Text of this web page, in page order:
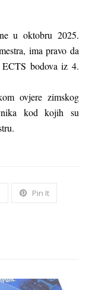
u oktobru 2025.
ima pravo da
bodova iz 4.
ovjere zimskog
kod kojih su
Pin It